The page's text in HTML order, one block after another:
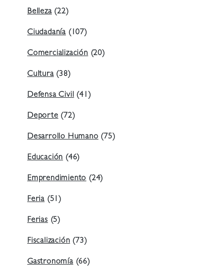
Belleza(22)
Ciudadanía (107)
Comercialización (20)
Cultura(38)
Defensa Civil (41)
Deporte (72)
Desarrollo Humano (75)
Educación (46)
Emprendimiento (24)
Feria (51)
Ferias (5)
Fiscalización (73)
Gastronomía(66)